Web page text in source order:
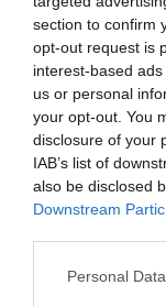
section to confirm
opt-out request is
interest-based
us or personal
your opt-out. You
disclosure of your
IAB’s list of
also be disclosed
Downstream
Personal
conclusiones a
reflexión en la
administración
sanitarios, sólo
cadena de